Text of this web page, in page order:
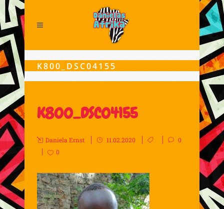
K800_DSC04155
K800_DSC04155
Daniela Ernst 11.02.2020
0
0